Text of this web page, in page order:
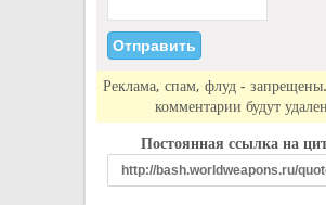
Реклама, спам, флуд -
комментарии будут
Постоянная ссылка на